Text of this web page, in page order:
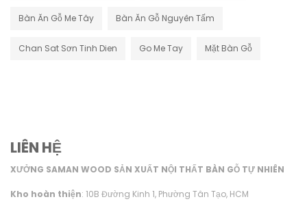
Bàn Ăn Gỗ Me Tây Bàn Ăn Gỗ Nguyên Tấm
Chan Sat Sơn Tinh Dien Go Me Tay Mặt Bàn Gỗ
LIÊN HỆ
XƯỞNG SAMAN WOOD SẢN XUẤT NỘI THẤT BÀN GỖ TỰ NHIÊN
Kho hoàn thiện: 10B Đường Kinh 1, Phường Tân Tạo, HCM